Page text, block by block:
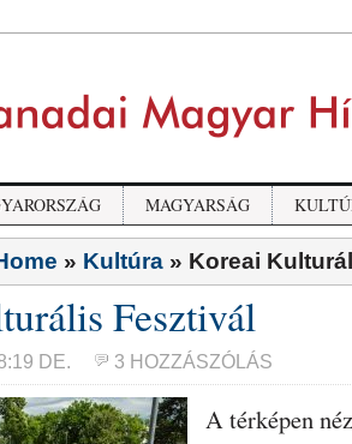
MAGYARSÁG
» Kultúra » Koreai
Fesztivál
DE. 3 HOZZÁSZÓLÁS
A térképen